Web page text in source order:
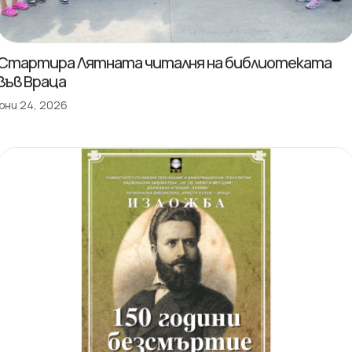
Лятната читалня на библиотеката
Враца
24, 2026